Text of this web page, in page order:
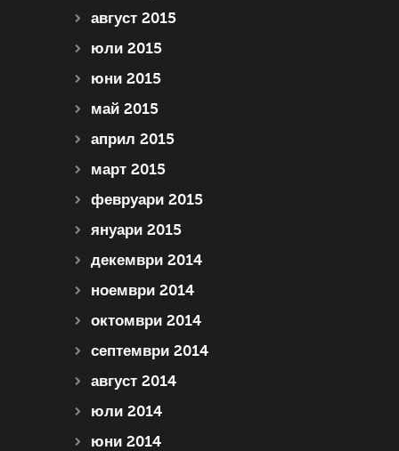
август 2015
юли 2015
юни 2015
май 2015
април 2015
март 2015
февруари 2015
януари 2015
декември 2014
ноември 2014
октомври 2014
септември 2014
август 2014
юли 2014
юни 2014